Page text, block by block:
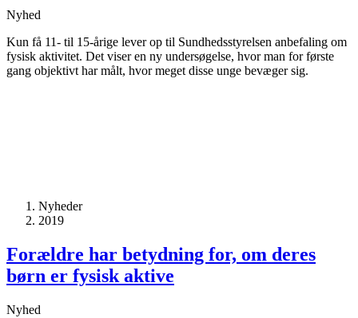
Nyhed
Kun få 11- til 15-årige lever op til Sundhedsstyrelsen anbefaling om
fysisk aktivitet. Det viser en ny undersøgelse, hvor man for første
gang objektivt har målt, hvor meget disse unge bevæger sig.
Nyheder
2019
Forældre har betydning for, om deres
børn er fysisk aktive
Nyhed